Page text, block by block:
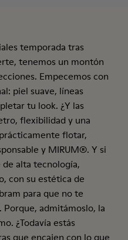
temporada tras
tenemos un montón
Empecemos con
piel suave, líneas
tu look. ¿Y las
flexibilidad y una
flotar,
y MIRUM®. Y si
alta tecnología,
con su estética de
para que no te
Porque, admitámoslo, la
¿Todavía estás
que encajen con lo que